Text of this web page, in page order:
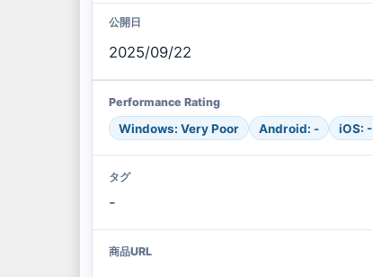
公開日
2025/09/22
Performance Rating
Windows: Very Poor Android: - iOS: -
タグ
-
商品URL